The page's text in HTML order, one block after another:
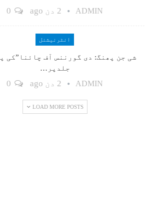
ADMIN 2 دن ago
انٹرنیشنل
شی جن پھنگ: دی گورننس آف چائنا”کی
جلدپر…
ADMIN 2 دن ago
LOAD MORE POSTS